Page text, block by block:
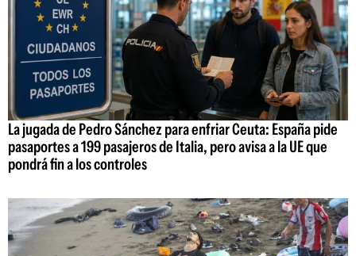
La jugada de Pedro Sánchez para enfriar Ceuta: España pide
pasaportes a 199 pasajeros de Italia, pero avisa a la UE que
pondrá fin a los controles